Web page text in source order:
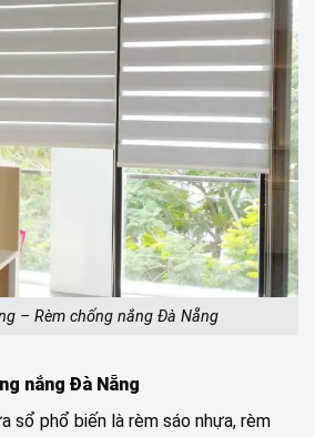
– Rèm chống nắng Đà Nẵng
nắng Đà Nẵng
sổ phổ biến là rèm sáo nhựa, rèm